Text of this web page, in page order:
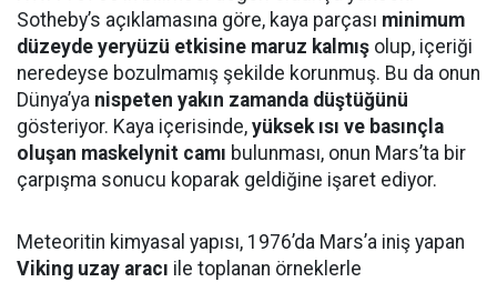
Sotheby’s açıklamasına göre, kaya parçası minimum
düzeyde yeryüzü etkisine maruz kalmış olup, içeriği
neredeyse bozulmamış şekilde korunmuş. Bu da onun
Dünya’ya nispeten yakın zamanda düştüğünü
gösteriyor. Kaya içerisinde, yüksek ısı ve basınçla
oluşan maskelynit camı bulunması, onun Mars’ta bir
çarpışma sonucu koparak geldiğine işaret ediyor.
Meteoritin kimyasal yapısı, 1976’da Mars’a iniş yapan
Viking uzay aracı ile toplanan örneklerle